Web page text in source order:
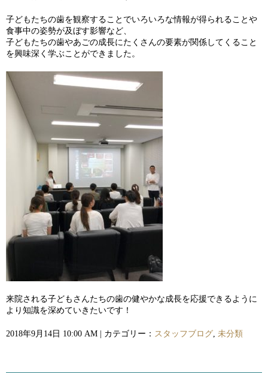
子どもたちの歯を観察することでいろいろな情報が得られることや
食事中の姿勢が及ぼす影響など、
子どもたちの歯やあごの成長にたくさんの要素が関係してくること
を興味深く学ぶことができました。
来院される子どもさんたちの歯の健やかな成長を応援できるように
より知識を深めていきたいです！
2018年9月14日 10:00 AM | カテゴリー： スタッフブログ, 未分類